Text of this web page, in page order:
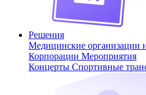
Решения
Медицинские
Корпорации Мероприятия
Концерты Спортивные